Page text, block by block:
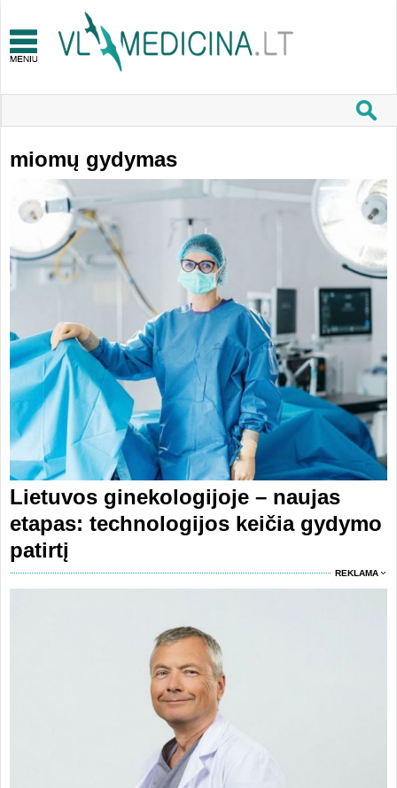
miomų gydymas
Lietuvos ginekologijoje – naujas
etapas: technologijos keičia gydymo
patirtį
REKLAMA